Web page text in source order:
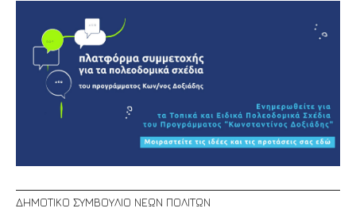
ΔΗΜΟΤΙΚΟ ΣΥΜΒΟΥΛΙΟ ΝΕΩΝ ΠΟΛΙΤΩΝ